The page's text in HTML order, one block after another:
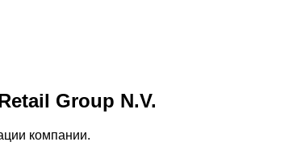
Group N.V.
компании.